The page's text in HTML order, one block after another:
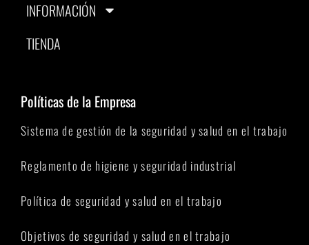
INFORMACIÓN
TIENDA
Políticas de la Empresa
Sistema de gestión de la seguridad y salud en el trabajo
Reglamento de higiene y seguridad industrial
Política de seguridad y salud en el trabajo
Objetivos de seguridad y salud en el trabajo